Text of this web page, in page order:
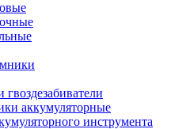
аккумуляторные
инструмента